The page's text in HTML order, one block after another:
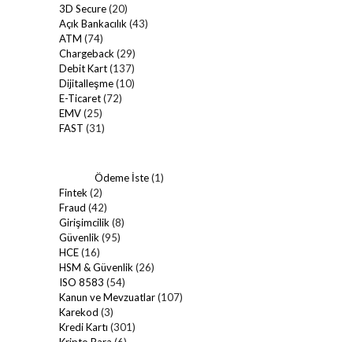
3D Secure(20)
Açık Bankacılık (43)
ATM (74)
Chargeback (29)
Debit Kart(137)
Dijitalleşme(10)
E-Ticaret(72)
EMV(25)
FAST (31)
Ödeme İste(1)
Fintek (2)
Fraud (42)
Girişimcilik (8)
Güvenlik (95)
HCE(16)
HSM & Güvenlik (26)
ISO 8583 (54)
Kanun ve Mevzuatlar(107)
Karekod (3)
Kredi Kartı (301)